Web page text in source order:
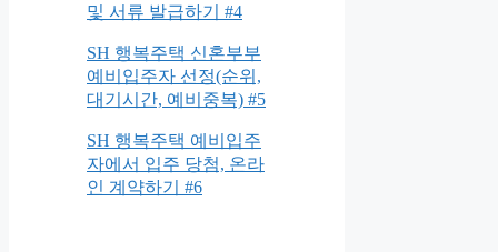
및 서류 발급하기 #4
SH 행복주택 신혼부부
예비입주자 선정(순위,
대기시간, 예비중복) #5
SH 행복주택 예비입주
자에서 입주 당첨, 온라
인 계약하기 #6